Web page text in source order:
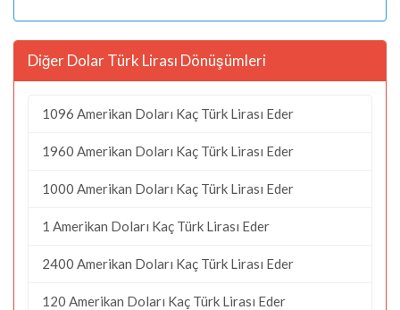
Diğer Dolar Türk Lirası Dönüşümleri
1096 Amerikan Doları Kaç Türk Lirası Eder
1960 Amerikan Doları Kaç Türk Lirası Eder
1000 Amerikan Doları Kaç Türk Lirası Eder
1 Amerikan Doları Kaç Türk Lirası Eder
2400 Amerikan Doları Kaç Türk Lirası Eder
120 Amerikan Doları Kaç Türk Lirası Eder